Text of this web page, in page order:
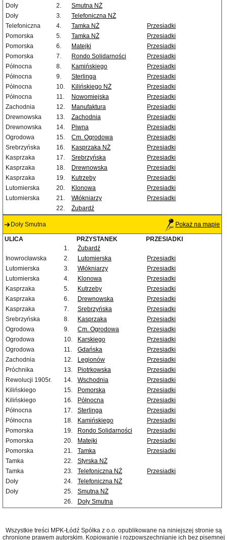
Doły
2.
Smutna NŻ
Doły
3.
Telefoniczna NŻ
Telefoniczna
4. Tamka NŻ
Przesiadki
Pomorska
5. Tamka NŻ
Przesiadki
Pomorska
6. Matejki
Przesiadki
Pomorska
7. Rondo Solidarności
Przesiadki
Północna
8. Kamińskiego
Przesiadki
Północna
9. Sterlinga
Przesiadki
Północna
10. Kilińskiego NŻ
Przesiadki
Północna
11. Nowomiejska
Przesiadki
Zachodnia
12. Manufaktura
Przesiadki
Drewnowska
13. Zachodnia
Przesiadki
Drewnowska
14. Piwna
Przesiadki
Ogrodowa
15. Cm. Ogrodowa
Przesiadki
Srebrzyńska
16. Kasprzaka NŻ
Przesiadki
Kasprzaka
17. Srebrzyńska
Przesiadki
Kasprzaka
18. Drewnowska
Przesiadki
Kasprzaka
19. Kutrzeby
Przesiadki
Lutomierska
20. Klonowa
Przesiadki
Lutomierska
21. Włókniarzy
Przesiadki
22.
Żubardź
Doły Smutna Pokaż na mapie
ULICA PRZYSTANEK
PRZESIADKI
1.
Żubardź
Inowrocławska
2. Lutomierska
Przesiadki
Lutomierska
3. Włókniarzy
Przesiadki
Lutomierska
4. Klonowa
Przesiadki
Kasprzaka
5. Kutrzeby
Przesiadki
Kasprzaka
6. Drewnowska
Przesiadki
Kasprzaka
7. Srebrzyńska
Przesiadki
Srebrzyńska
8. Kasprzaka
Przesiadki
Ogrodowa
9. Cm. Ogrodowa
Przesiadki
Ogrodowa
10. Karskiego
Przesiadki
Ogrodowa
11. Gdańska
Przesiadki
Zachodnia
12. Legionów
Przesiadki
Próchnika
13. Piotrkowska
Przesiadki
Rewolucji 1905r.
14. Wschodnia
Przesiadki
Kilińskiego
15. Pomorska
Przesiadki
Kilińskiego
16. Północna
Przesiadki
Północna
17. Sterlinga
Przesiadki
Północna
18. Kamińskiego
Przesiadki
Pomorska
19. Rondo Solidarności
Przesiadki
Pomorska
20. Matejki
Przesiadki
Pomorska
21. Tamka
Przesiadki
Tamka
22.
Styrska NŻ
Tamka
23. Telefoniczna NŻ
Przesiadki
Doły
24.
Telefoniczna NŻ
Doły
25.
Smutna NŻ
26.
Doły Smutna
Wszystkie treści MPK-Łódź Spółka z o.o. opublikowane na niniejszej stronie są
chronione prawem autorskim. Kopiowanie i rozpowszechnianie ich bez pisemnej